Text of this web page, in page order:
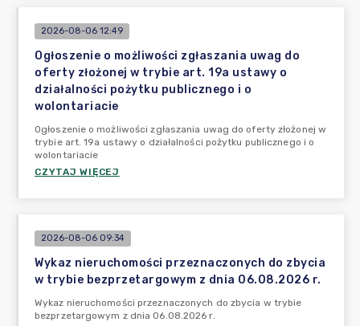
2026-08-06 12:49
Ogłoszenie o możliwości zgłaszania uwag do
oferty złożonej w trybie art. 19a ustawy o
działalności pożytku publicznego i o
wolontariacie
Ogłoszenie o możliwości zgłaszania uwag do oferty złożonej w
trybie art. 19a ustawy o działalności pożytku publicznego i o
wolontariacie
CZYTAJ WIĘCEJ
2026-08-06 09:34
Wykaz nieruchomości przeznaczonych do zbycia
w trybie bezprzetargowym z dnia 06.08.2026 r.
Wykaz nieruchomości przeznaczonych do zbycia w trybie
bezprzetargowym z dnia 06.08.2026 r.